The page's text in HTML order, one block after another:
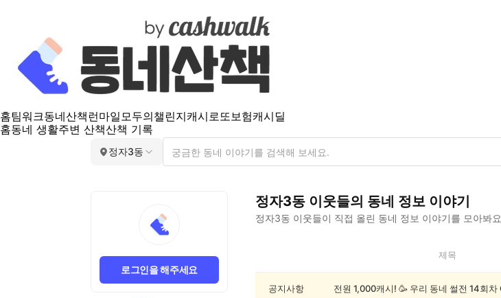
홈팀워크동네산책 런마일모두의챌린지캐시로또보험캐시딜
홈동네 생활주변 산책산책 기록
정자3동
로그인을 해주세요
정자3동 이웃들의 동네 정보 이야기
정자3동 이웃들이 직접 올린 동네 정보 이야기를 모아봐요
3
제목
공지사항